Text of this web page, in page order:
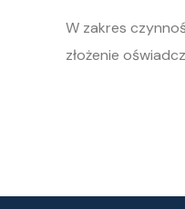
W zakres
złożenie